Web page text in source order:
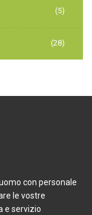
(5)
(28)
con personale
le vostre
e servizio